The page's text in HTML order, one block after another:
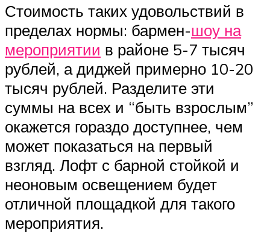
Стоимость таких удовольствий в
пределах нормы: бармен-шоу на
мероприятии в районе 5-7 тысяч
рублей, а диджей примерно 10-20
тысяч рублей. Разделите эти
суммы на всех и “быть взрослым”
окажется гораздо доступнее, чем
может показаться на первый
взгляд. Лофт с барной стойкой и
неоновым освещением будет
отличной площадкой для такого
мероприятия.